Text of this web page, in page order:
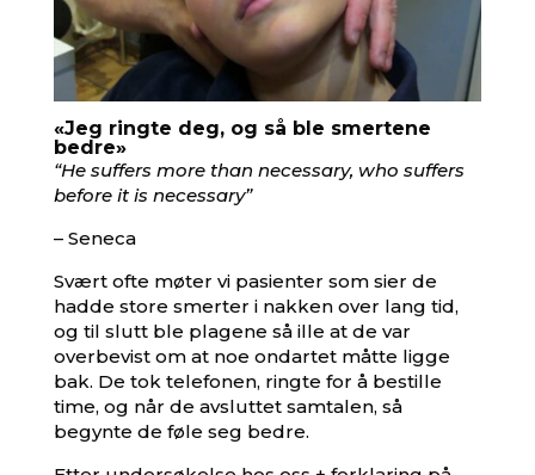
«Jeg ringte deg, og så ble smertene
bedre»
“He suffers more than necessary, who suffers
before it is necessary”
– Seneca
Svært ofte møter vi pasienter som sier de
hadde store smerter i nakken over lang tid,
og til slutt ble plagene så ille at de var
overbevist om at noe ondartet måtte ligge
bak. De tok telefonen, ringte for å bestille
time, og når de avsluttet samtalen, så
begynte de føle seg bedre.